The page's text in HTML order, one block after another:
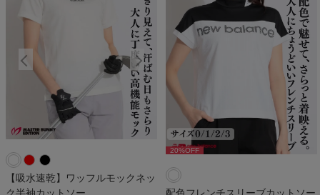
【吸水速乾】ワッフルモックネッ
20%OFF